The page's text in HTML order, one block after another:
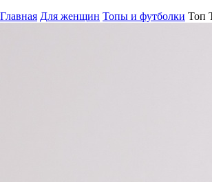
Главная Для женщин Топы и футболки Топ